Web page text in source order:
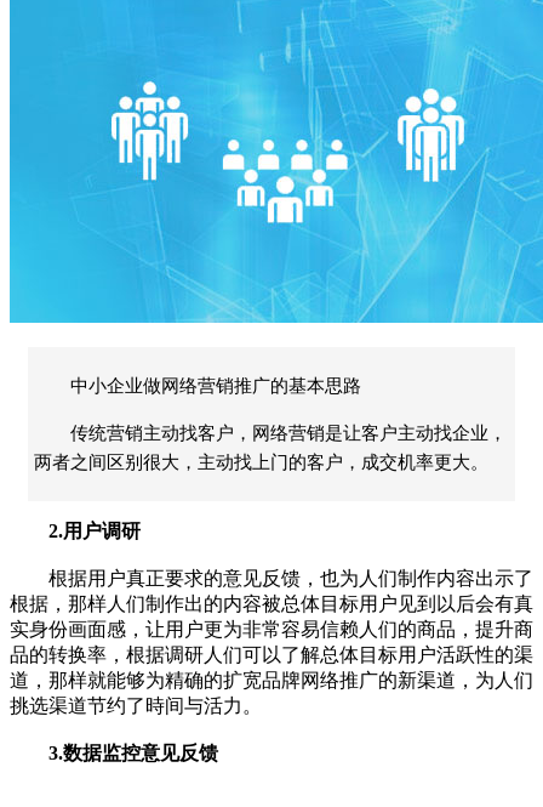
中小企业做网络营销推广的基本思路
传统营销主动找客户，网络营销是让客户主动找企业，
两者之间区别很大，主动找上门的客户，成交机率更大。
2.用户调研
根据用户真正要求的意见反馈，也为人们制作内容出示了
根据，那样人们制作出的内容被总体目标用户见到以后会有真
实身份画面感，让用户更为非常容易信赖人们的商品，提升商
品的转换率，根据调研人们可以了解总体目标用户活跃性的渠
道，那样就能够为精确的扩宽品牌网络推广的新渠道，为人们
挑选渠道节约了時间与活力。
3.数据监控意见反馈